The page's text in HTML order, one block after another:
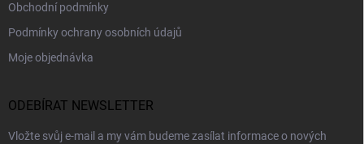
Obchodní podmínky
Podmínky ochrany osobních údajů
Moje objednávka
ODEBÍRAT NEWSLETTER
Vložte svůj e-mail a my vám budeme zasílat informace o nových